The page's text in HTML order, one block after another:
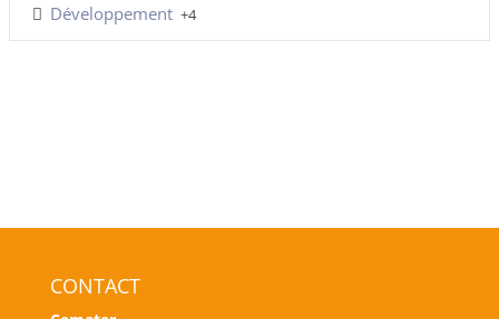
Développement +4
CONTACT